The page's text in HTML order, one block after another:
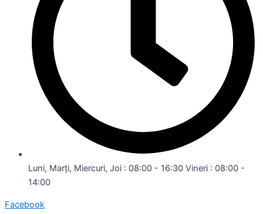
Luni, Marți, Miercuri, Joi : 08:00 - 16:30 Vineri : 08:00 -
14:00
Facebook